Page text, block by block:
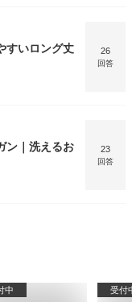
すいロング丈
26
回答
ン｜洗えるお
23
回答
中 受付